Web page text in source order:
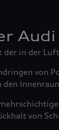
der in der
von
von